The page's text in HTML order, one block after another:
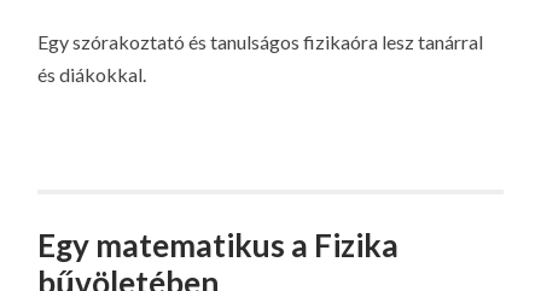
Egy szórakoztató és tanulságos fizikaóra lesz tanárral
és diákokkal.
Egy matematikus a Fizika
bűvöletében